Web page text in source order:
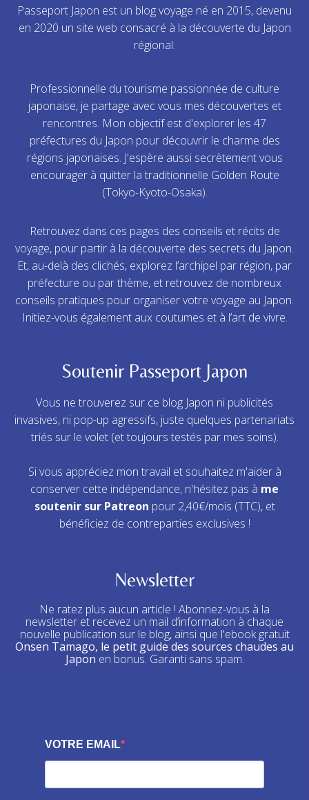
Passeport Japon est un blog voyage né en 2015, devenu
en 2020 un site web consacré à la découverte du Japon
régional.
Professionnelle du tourisme passionnée de culture
japonaise, je partage avec vous mes découvertes et
rencontres. Mon objectif est d'explorer les 47
préfectures du Japon pour découvrir le charme des
régions japonaises. J'espère aussi secrètement vous
encourager à quitter la traditionnelle Golden Route
(Tokyo-Kyoto-Osaka).
Retrouvez dans ces pages des conseils et récits de
voyage, pour partir à la découverte des secrets du Japon.
Et, au-delà des clichés, explorez l’archipel par région, par
préfecture ou par thème, et retrouvez de nombreux
conseils pratiques pour organiser votre voyage au Japon.
Initiez-vous également aux coutumes et à l’art de vivre.
Soutenir Passeport Japon
Vous ne trouverez sur ce blog Japon ni publicités
invasives, ni pop-up agressifs, juste quelques partenariats
triés sur le volet (et toujours testés par mes soins).
Si vous appréciez mon travail et souhaitez m'aider à
conserver cette indépendance, n'hésitez pas à me
soutenir sur Patreon pour 2,40€/mois (TTC), et
bénéficiez de contreparties exclusives !
Newsletter
Ne ratez plus aucun article ! Abonnez-vous à la
newsletter et recevez un mail d’information à chaque
nouvelle publication sur le blog, ainsi que l'ebook gratuit
Onsen Tamago, le petit guide des sources chaudes au
Japon en bonus. Garanti sans spam.